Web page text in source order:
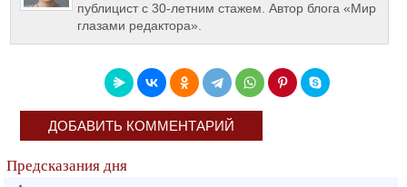
публицист с 30-летним стажем. Автор блога «Мир
глазами редактора».
ДОБАВИТЬ КОММЕНТАРИЙ
Предсказания дня